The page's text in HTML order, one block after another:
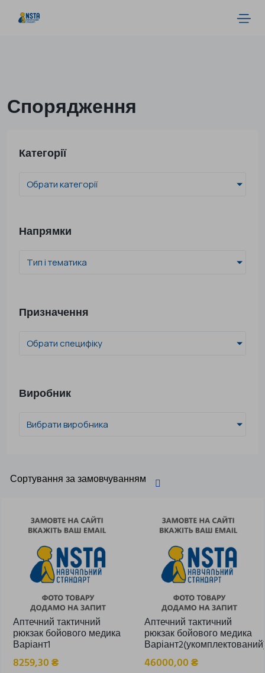
Спорядження
Категорії
Обрати категорії
Напрямки
Тип і тематика
Призначення
Обрати специфіку
Виробник
Вибрати виробника
Аптечний тактичний
рюкзак бойового медика
Варіант1
8259,30₴
Аптечний тактичний
рюкзак бойового медика
46000,00₴